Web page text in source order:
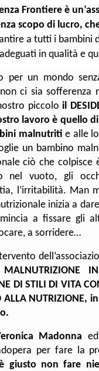
Frontiere è
scopo di lucro,
a tutti i bambini
in qualità e
per un mondo
ci sia sofferenza
piccoloil
lavoro è quello
malnutriti e alle
un bambino
ciò che colpisce
nel vuoto, gli
l’irritabilità. Man
inizia a
a fissare gli
a sorridere…
MALNUTRIZIONE
DI STILI DI VITA
ALLA NUTRIZIONE,
Madonna ed
per fare la
giusto non fare